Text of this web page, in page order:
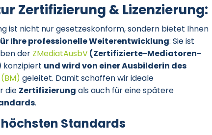
Zertifizierung & Lizenzierung:
ist nicht nur gesetzeskonform, sondern bietet Ihnen
Ihre professionelle Weiterentwicklung: Sie ist
der ZMediatAusbV(Zertifizierte-Mediatoren-
konzipiert und wird von einer Ausbilderin des
geleitet. Damit schaffen wir ideale
die Zertifizierung als auch für eine spätere
.
Standards